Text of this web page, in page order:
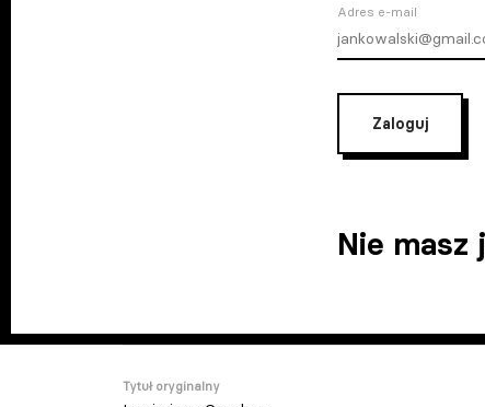
Adres e-mail
Zaloguj
Nie masz
Tytuł oryginalny